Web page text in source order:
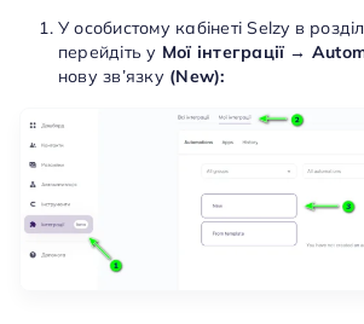
У особистому кабінеті Selzy в
перейдіть у Мої інтеграції →
нову зв’язку (New):